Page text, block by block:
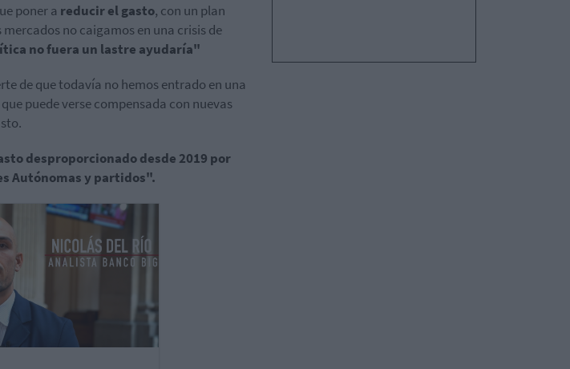
poner a reducir el gasto, con un plan
no caigamos en una crisis de
no fuera un lastre ayudaría"
de que todavía no hemos entrado en una
puede verse compensada con nuevas
desproporcionado desde 2019 por
Autónomas y partidos".